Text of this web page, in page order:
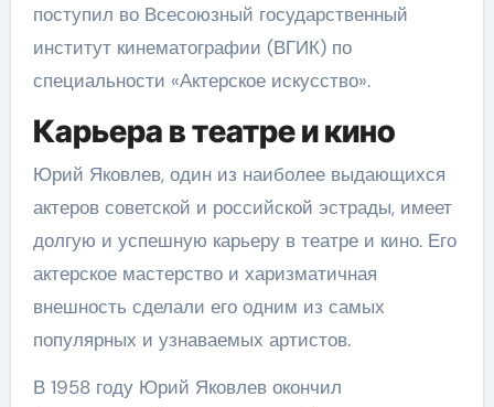
поступил во Всесоюзный государственный
институт кинематографии (ВГИК) по
специальности «Актерское искусство».
Карьера в театре и кино
Юрий Яковлев, один из наиболее выдающихся
актеров советской и российской эстрады, имеет
долгую и успешную карьеру в театре и кино. Его
актерское мастерство и харизматичная
внешность сделали его одним из самых
популярных и узнаваемых артистов.
В 1958 году Юрий Яковлев окончил